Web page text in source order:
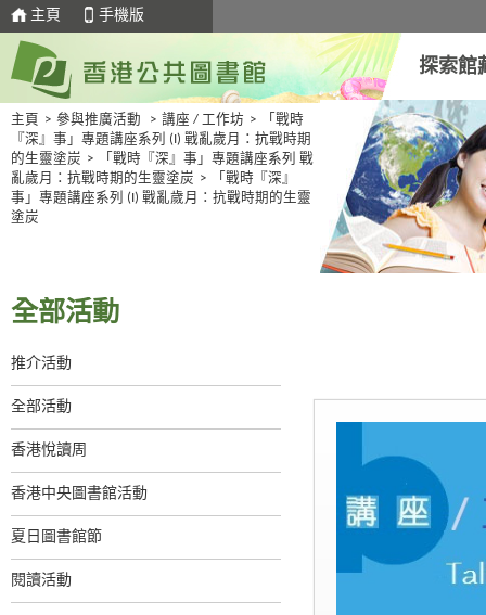
主頁 手機版
探索館
主頁 > 參與推廣活動 > 講座 / 工作坊 >
「戰時
『深』事」專題講座系列 (I) 戰亂歲月：抗戰時期
的生靈塗炭 >
「戰時『深』事」專題講座系列 戰
亂歲月：抗戰時期的生靈塗炭 >
「戰時『深』
事」專題講座系列 (I) 戰亂歲月：抗戰時期的生靈
塗炭
全部活動
推介活動
全部活動
香港悅讀周
香港中央圖書館活動
夏日圖書館節
閱讀活動